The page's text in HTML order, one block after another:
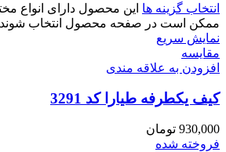
انتخاب گزینه ها این محصول دارای انواع
ممکن است در صفحه محصول انتخاب شوند
نمایش سریع
مقايسه
افزودن به علاقه مندی
کیف یکطرفه طیارا کد 3291
930,000 تومان
فروخته شده